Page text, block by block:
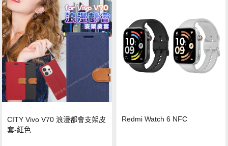
CITY Vivo V70 浪漫都會支架皮
套-紅色
Redmi Watch 6 NFC